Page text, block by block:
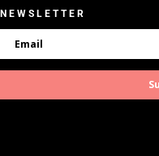
NEWSLETTER